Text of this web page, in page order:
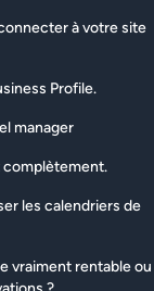
à votre site
Profile.
manager
complètement.
les calendriers de
vraiment rentable ou